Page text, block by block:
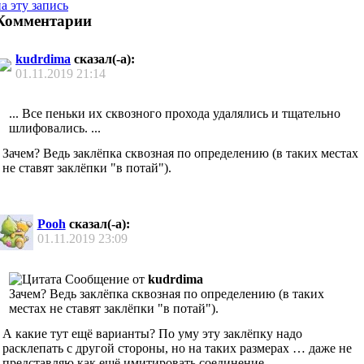
эту запись
kudrdima сказал(-а):
01.11.2019 21:14
... Все пеньки их сквозного прохода удалялись и тщательно
шлифовались. ...
Зачем? Ведь заклёпка сквозная по определению (в таких местах
не ставят заклёпки "в потай").
Poohсказал(-а):
01.11.2019 23:09
Сообщение от kudrdima
Зачем? Ведь заклёпка сквозная по определению (в таких
местах не ставят заклёпки "в потай").
А какие тут ещё варианты? По уму эту заклёпку надо
расклепать с другой стороны, но на таких размерах … даже не